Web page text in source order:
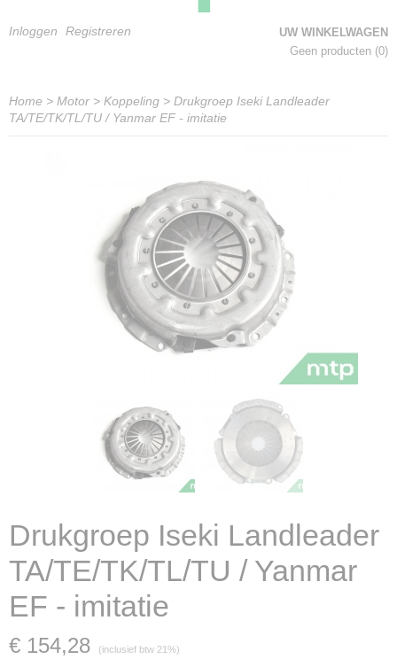
Inloggen Registreren
UW WINKELWAGEN
Geen producten (0)
Home > Motor > Koppeling > Drukgroep Iseki Landleader
TA/TE/TK/TL/TU / Yanmar EF - imitatie
Drukgroep Iseki Landleader
TA/TE/TK/TL/TU / Yanmar
EF - imitatie
€ 154,28 (inclusief btw 21%)